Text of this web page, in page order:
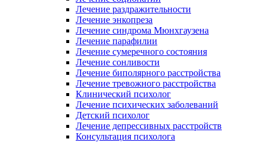
Лечение раздражительности
Лечение энкопреза
Лечение синдрома Мюнхгаузена
Лечение парафилии
Лечение сумеречного состояния
Лечение сонливости
Лечение биполярного расстройства
Лечение тревожного расстройства
Клинический психолог
Лечение психических заболеваний
Детский психолог
Лечение депрессивных расстройств
Консультация психолога